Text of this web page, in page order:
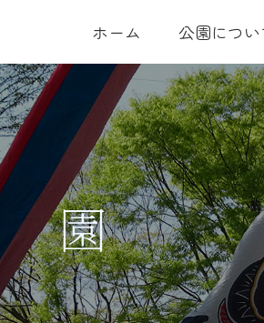
ホーム 公園につい
園